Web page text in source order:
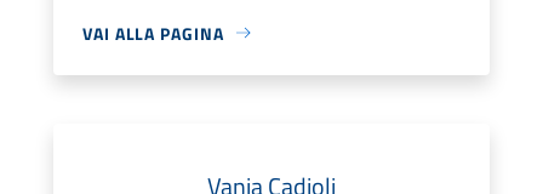
VAI ALLA PAGINA
Vania Cadioli